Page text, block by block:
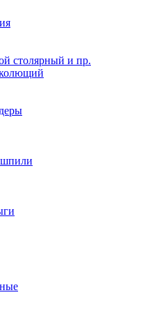
столярный и пр.